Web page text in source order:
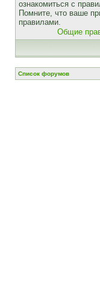
ознакомиться с
Помните, что ваше
правилами.
Общие
Список форумов